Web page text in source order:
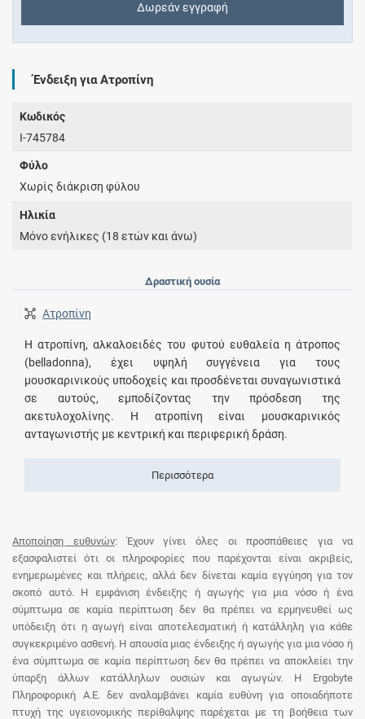
Δωρεάν εγγραφή
Ένδειξη για Ατροπίνη
Κωδικός
I-745784
Φύλο
Χωρίς διάκριση φύλου
Ηλικία
Μόνο ενήλικες (18 ετών και άνω)
Δραστική ουσία
Ατροπίνη
Η ατροπίνη, αλκαλοειδές του φυτού ευθαλεία η άτροπος
(belladonna), έχει υψηλή συγγένεια για τους
μουσκαρινικούς υποδοχείς και προσδένεται συναγωνιστικά
σε αυτούς, εμποδίζοντας την πρόσδεση της
ακετυλοχολίνης. Η ατροπίνη είναι μουσκαρινικός
ανταγωνιστής με κεντρική και περιφερική δράση.
Περισσότερα
Αποποίηση ευθυνών: Έχουν γίνει όλες οι προσπάθειες για να
εξασφαλιστεί ότι οι πληροφορίες που παρέχονται είναι ακριβείς,
ενημερωμένες και πλήρεις, αλλά δεν δίνεται καμία εγγύηση για τον
σκοπό αυτό. Η εμφάνιση ένδειξης ή αγωγής για μια νόσο ή ένα
σύμπτωμα σε καμία περίπτωση δεν θα πρέπει να ερμηνευθεί ως
υπόδειξη ότι η αγωγή είναι αποτελεσματική ή κατάλληλη για κάθε
συγκεκριμένο ασθενή. Η απουσία μιας ένδειξης ή αγωγής για μια νόσο ή
ένα σύμπτωμα σε καμία περίπτωση δεν θα πρέπει να αποκλείει την
ύπαρξη άλλων κατάλληλων ουσιών και αγωγών. Η Ergobyte
Πληροφορική Α.Ε. δεν αναλαμβάνει καμία ευθύνη για οποιαδήποτε
πτυχή της υγειονομικής περίθαλψης παρέχεται με τη βοήθεια των